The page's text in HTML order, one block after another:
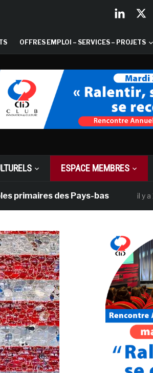
OFFRES EMPLOI – SERVICES – PROJETS
ESPACE MEMBRES
des Pays-bas il y a 1 mois